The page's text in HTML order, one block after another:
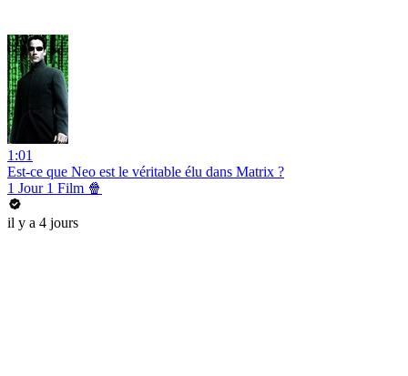
1:01
Est-ce que Neo est le véritable élu dans Matrix ?
1 Jour 1 Film 🍿
il y a 4 jours